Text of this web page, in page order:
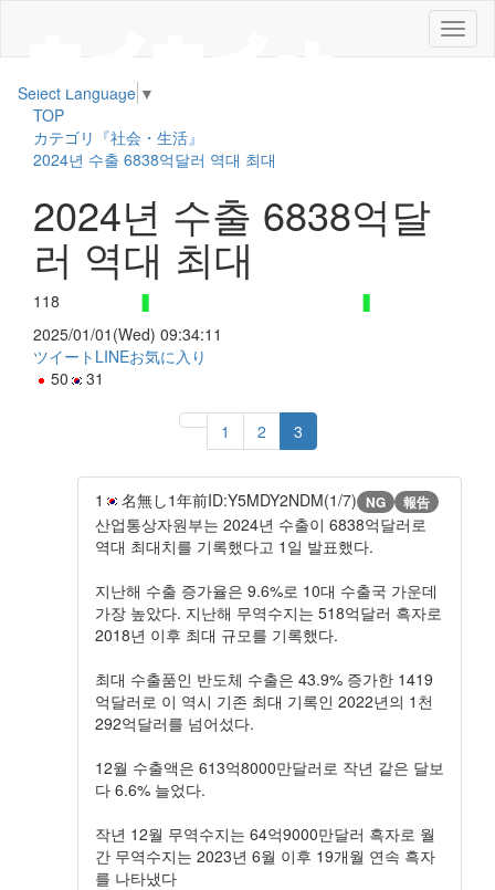
メ
ニ
Select Language ▼
TOP
カテゴリ『社会・生活』
2024년 수출 6838억달러 역대 최대
2024년 수출 6838억달
러 역대 최대
118
2025/01/01(Wed) 09:34:11
ツイート LINEお気に入り
50
31
1 2 3
1 名無し1年前ID:Y5MDY2NDM(1/7) NG 報告
산업통상자원부는 2024년 수출이 6838억달러로
역대 최대치를 기록했다고 1일 발표했다.
지난해 수출 증가율은 9.6%로 10대 수출국 가운데
가장 높았다. 지난해 무역수지는 518억달러 흑자로
2018년 이후 최대 규모를 기록했다.
최대 수출품인 반도체 수출은 43.9% 증가한 1419
억달러로 이 역시 기존 최대 기록인 2022년의 1천
292억달러를 넘어섰다.
12월 수출액은 613억8000만달러로 작년 같은 달보
다 6.6% 늘었다.
작년 12월 무역수지는 64억9000만달러 흑자로 월
간 무역수지는 2023년 6월 이후 19개월 연속 흑자
를 나타냈다